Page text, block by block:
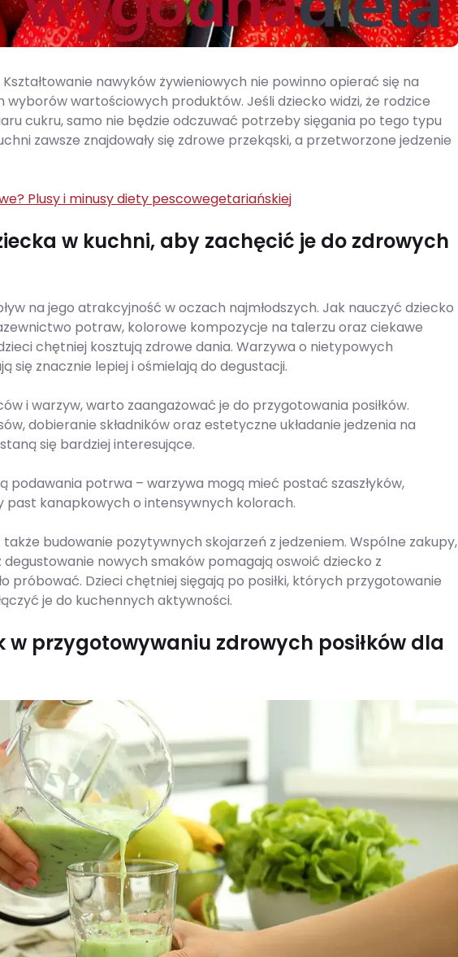
nawyków żywieniowych nie powinno opierać się na
wyborów wartościowych produktów. Jeśli dziecko widzi, że rodzice
cukru, samo nie będzie odczuwać potrzeby sięgania po tego typu
zawsze znajdowały się zdrowe przekąski, a przetworzone jedzenie
Plusy i minusy diety pescowegetariańskiej
w kuchni, aby zachęcić je do zdrowych
na jego atrakcyjność w oczach najmłodszych. Jak nauczyć dziecko
potraw, kolorowe kompozycje na talerzu oraz ciekawe
chętniej kosztują zdrowe dania. Warzywa o nietypowych
się znacznie lepiej i ośmielają do degustacji.
i warzyw, warto zaangażować je do przygotowania posiłków.
dobieranie składników oraz estetyczne układanie jedzenia na
się bardziej interesujące.
potrwa – warzywa mogą mieć postać szaszłyków,
past kanapkowych o intensywnych kolorach.
budowanie pozytywnych skojarzeń z jedzeniem. Wspólne zakupy,
nowych smaków pomagają oswoić dziecko z
próbować. Dzieci chętniej sięgają po posiłki, których przygotowanie
je do kuchennych aktywności.
w przygotowywaniu zdrowych posiłków dla